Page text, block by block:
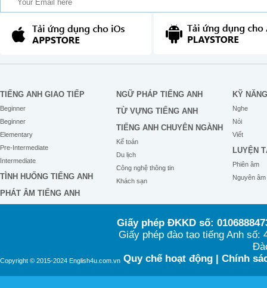
TIẾNG ANH GIAO TIẾP
Beginner
Beginner
Elementary
Pre-Intermediate
Intermediate
TÌNH HUỐNG TIẾNG ANH
PHÁT ÂM TIẾNG ANH
NGỮ PHÁP TIẾNG ANH
TỪ VỰNG TIẾNG ANH
TIẾNG ANH CHUYÊN NGÀNH
Kế toán
Du lịch
Công nghệ thông tin
Khách sạn
KỸ NĂNG
Nghe
Nói
Viết
LUYỆN
Phiên âm
Nguyên âm
Copyright © 2015-2024 English4u.com.vn
Giấy phép ĐKKD số:
Giấy phép đào tạo tiếng Anh
Quy chế hoạt động| Chính